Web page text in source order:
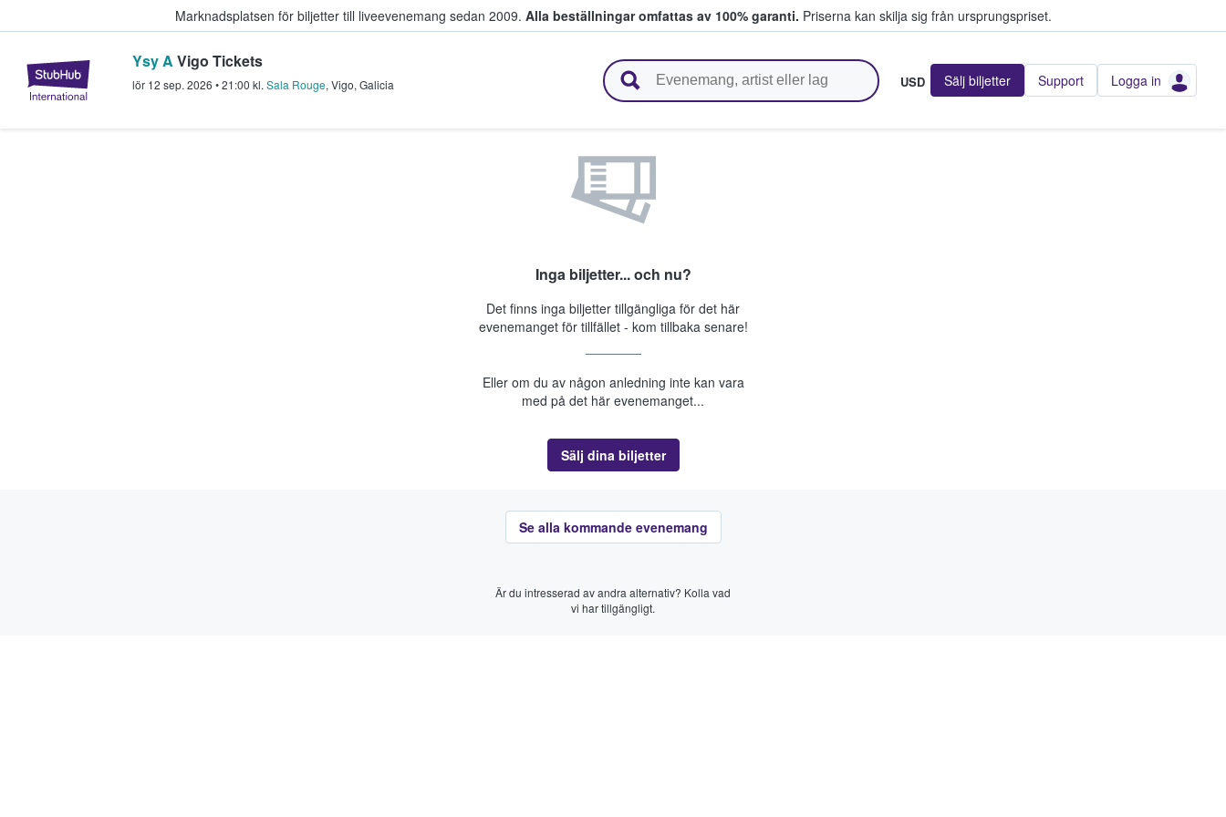
Marknadsplatsen för biljetter till liveevenemang sedan 2009. Alla beställningar omfattas av 100% garanti. Priserna kan skilja sig från ursprungspriset.
StubHub – där fans köper och säljer biljetter.
Ysy A Vigo Tickets
lör 12 sep. 2026 •21:00 kl. Sala Rouge, Vigo, Galicia USD Sälj biljetter Support Logga in
Inga biljetter... och nu?
Det finns inga biljetter tillgängliga för det här
evenemanget för tillfället - kom tillbaka senare!
Eller om du av någon anledning inte kan vara
med på det här evenemanget...
Sälj dina biljetter
Se alla kommande evenemang
Är du intresserad av andra alternativ? Kolla vad
vi har tillgängligt.